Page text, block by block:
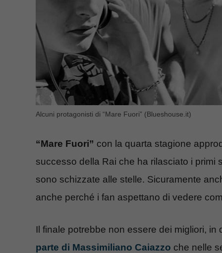
Alcuni protagonisti di “Mare Fuori” (Blueshouse.it)
“Mare Fuori” con la quarta stagione
successo della Rai che ha rilasciato i primi
sono schizzate alle stelle. Sicuramente
anche perché i fan aspettano di vedere
Il finale potrebbe non essere dei migliori, in
parte di Massimiliano Caiazzo che nelle